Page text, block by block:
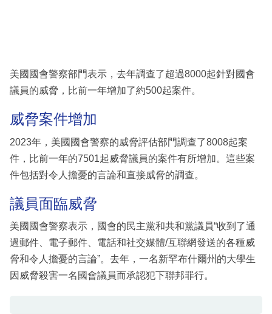
區
美國國會警察部門表示，去年調查了超過8000起針對國會
議員的威脅，比前一年增加了約500起案件。
威脅案件增加
2023年，美國國會警察的威脅評估部門調查了8008起案
件，比前一年的7501起威脅議員的案件有所增加。這些案
件包括對令人擔憂的言論和直接威脅的調查。
議員面臨威脅
美國國會警察表示，國會的民主黨和共和黨議員“收到了通
過郵件、電子郵件、電話和社交媒體/互聯網發送的各種威
脅和令人擔憂的言論”。去年，一名新罕布什爾州的大學生
因威脅殺害一名國會議員而承認犯下聯邦罪行。